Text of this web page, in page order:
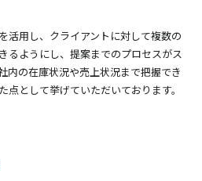
活用し、クライアントに対して複数の
るようにし、提案までのプロセスがス
内の在庫状況や売上状況まで把握でき
として挙げていただいております。